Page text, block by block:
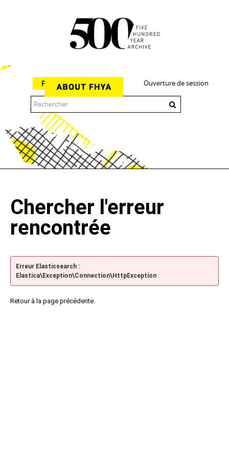
Ouverture de session
Parcourir
Chercher l'erreur
rencontrée
Erreur Elasticsearch :
Elastica\Exception\Connection\HttpException
Retour à la page précédente.